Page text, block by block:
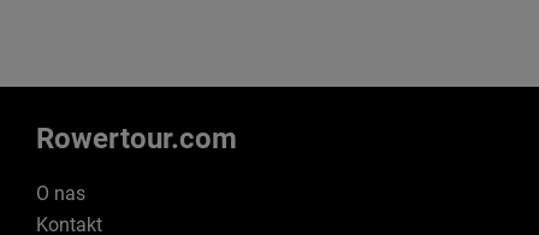
Rowertour.com
O nas
Kontakt